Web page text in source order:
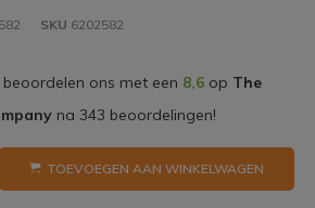
SKU 6202582
ons met een 8,6op The
na 343 beoordelingen!
TOEVOEGEN AAN WINKELWAGEN